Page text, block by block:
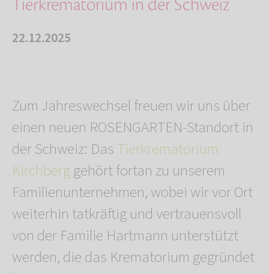
22.12.2025
Zum Jahreswechsel freuen wir uns über
einen neuen ROSENGARTEN-Standort in
der Schweiz: DasTierkrematorium
Kirchberggehört fortan zu unserem
Familienunternehmen, wobei wir vor Ort
weiterhin tatkräftig und vertrauensvoll
von der Familie Hartmann unterstützt
werden, die das Krematorium gegründet